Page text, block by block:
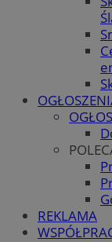
REKLAMA